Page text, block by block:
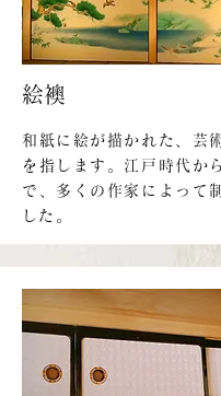
絵襖
和紙に絵が描かれた、芸
を指します。江戸時代か
で、多くの作家によって
した。